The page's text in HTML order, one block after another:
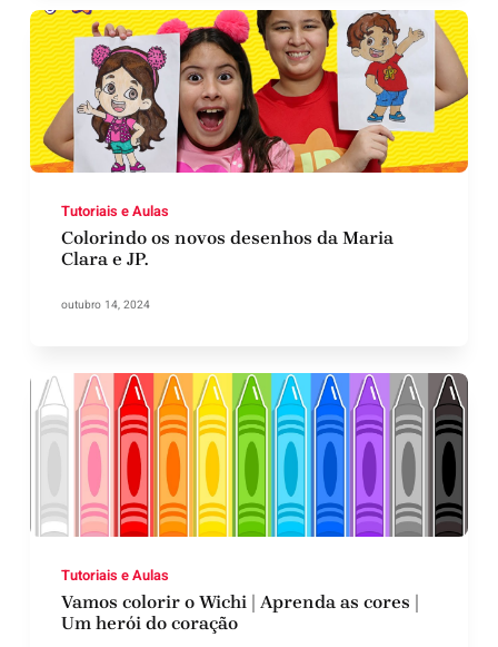
Tutoriais e Aulas
Colorindo os novos desenhos da Maria
Clara e JP.
outubro 14, 2024
Tutoriais e Aulas
Vamos colorir o Wichi | Aprenda as cores |
Um herói do coração